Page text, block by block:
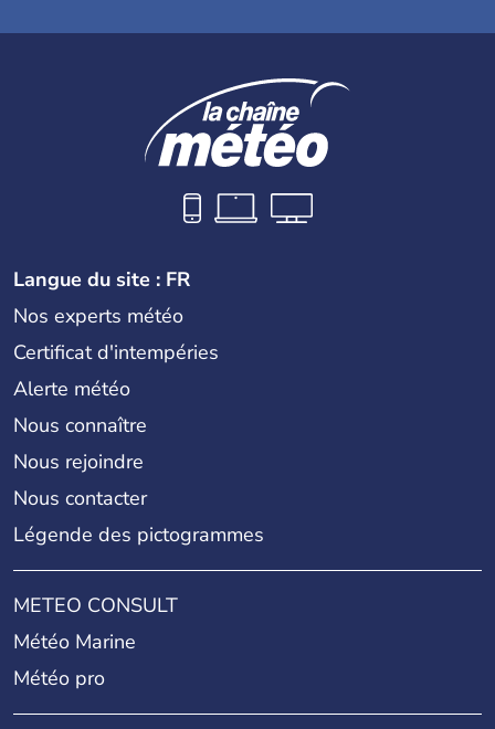
Langue du site : FR
Nos experts météo
Certificat d'intempéries
Alerte météo
Nous connaître
Nous rejoindre
Nous contacter
Légende des pictogrammes
METEO CONSULT
Météo Marine
Météo pro